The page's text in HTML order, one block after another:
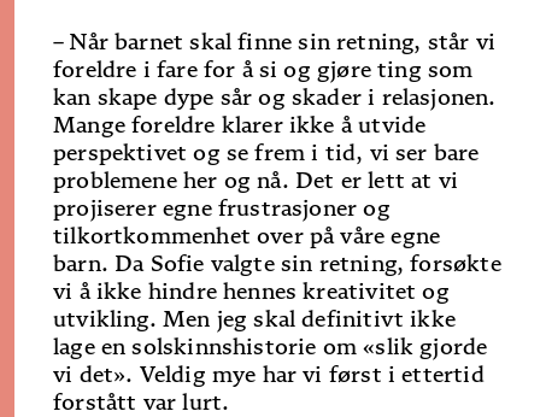
– Når barnet skal finne sin retning, står vi
foreldre i fare for å si og gjøre ting som
kan skape dype sår og skader i relasjonen.
Mange foreldre klarer ikke å utvide
perspektivet og se frem i tid, vi ser bare
problemene her og nå. Det er lett at vi
projiserer egne frustrasjoner og
tilkortkommenhet over på våre egne
barn. Da Sofie valgte sin retning, forsøkte
vi å ikke hindre hennes kreativitet og
utvikling. Men jeg skal definitivt ikke
lage en solskinnshistorie om «slik gjorde
vi det». Veldig mye har vi først i ettertid
forstått var lurt.